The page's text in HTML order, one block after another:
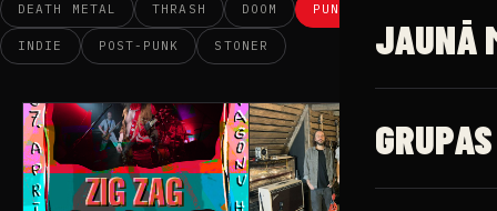
JAUNĀ
GRUPAS
DEATH METAL THRASH DOOM PUNKS
INDIE POST-PUNK STONER